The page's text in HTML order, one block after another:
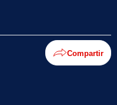
Compartir